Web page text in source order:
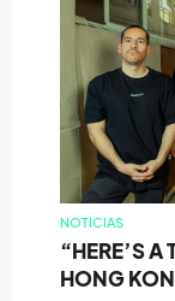
NOTICIAS
“HERE’S
HONG